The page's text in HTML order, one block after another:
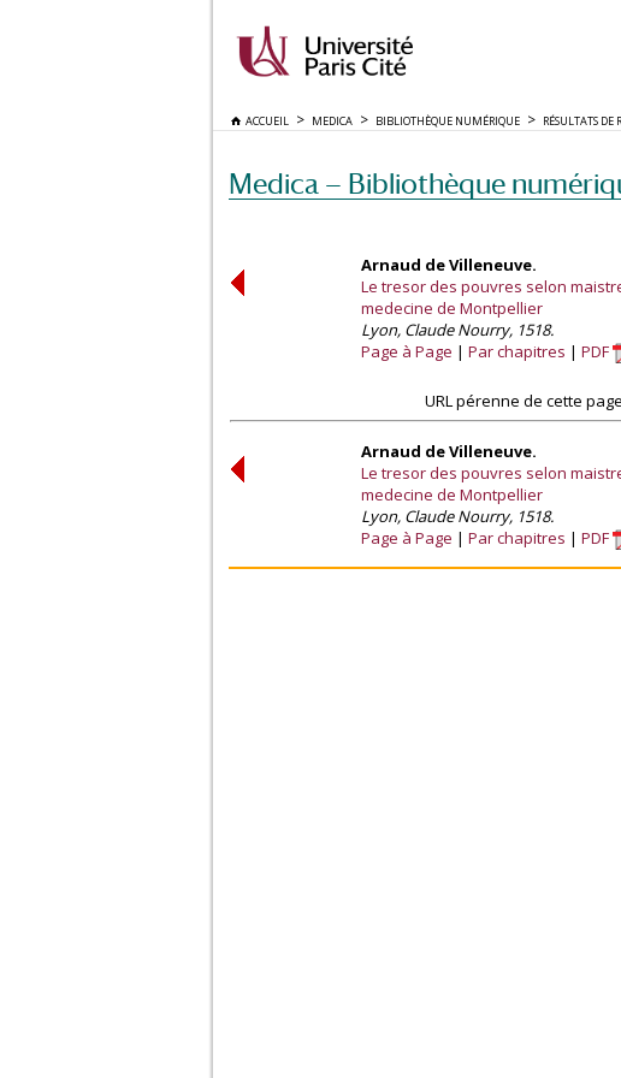
ACCUEIL MEDICA BIBLIOTHÈQUE NUMÉRIQUE RÉSULTATS DE
Medica — Bibliothèque
Arnaud de Villeneuve.
Le tresor des pouvres selon
medecine de Montpellier
Lyon, Claude Nourry, 1518.
Page à Page
Par chapitres PDF
URL pérenne de cette
Arnaud de Villeneuve.
Le tresor des pouvres selon
medecine de Montpellier
Lyon, Claude Nourry, 1518.
Page à Page
Par chapitres PDF